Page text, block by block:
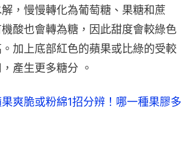
，慢慢轉化為葡萄糖、果糖和蔗
酸也會轉為糖，因此甜度會較綠色
加上底部紅色的蘋果或比綠的受較
產生更多糖分 。
爽脆或粉綿1招分辨！哪一種果膠多